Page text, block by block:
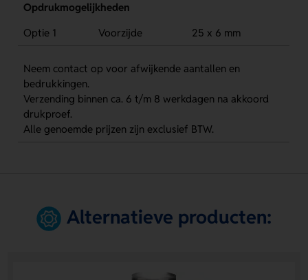
Opdrukmogelijkheden
Optie 1
Voorzijde 25 x 6 mm
Neem contact op voor afwijkende aantallen en
bedrukkingen.
Verzending binnen ca. 6 t/m 8 werkdagen na akkoord
drukproef.
Alle genoemde prijzen zijn exclusief BTW.
Alternatieve producten: